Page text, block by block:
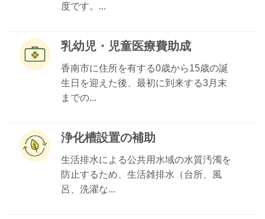
度です。...
乳幼児・児童医療費助成
香南市に住所を有する0歳から15歳の誕
生日を迎えた後、最初に到来する3月末
までの...
浄化槽設置の補助
生活排水による公共用水域の水質汚濁を
防止するため、生活雑排水（台所、風
呂、洗濯な...